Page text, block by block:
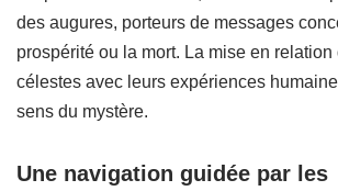
des augures, porteurs de messages
prospérité ou la mort. La mise en
célestes avec leurs expériences
sens du mystère.
Une navigation guidée par les